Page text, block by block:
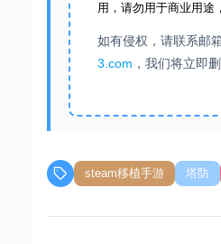
用，请勿用于商业用途
如有侵权，请联系邮
3.com ，我们将立即删
steam移植手游 塔防